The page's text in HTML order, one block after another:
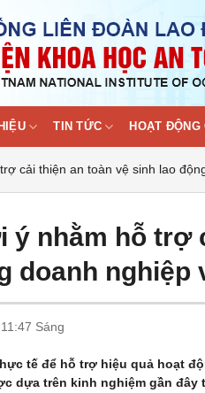
TIN TỨC HOẠT ĐỘNG
cải thiện an toàn vệ sinh lao
ý nhằm hỗ trợ
doanh nghiệp
11:47 Sáng
tế để hỗ trợ hiệu quả hoạt
dựa trên kinh nghiệm gần đây